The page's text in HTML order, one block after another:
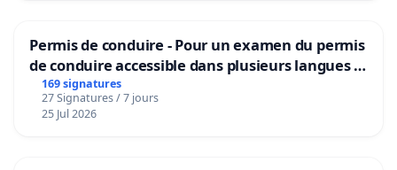
Permis de conduire - Pour un examen du permis
de conduire accessible dans plusieurs langues à
Bruxelles
169 signatures
27 Signatures / 7 jours
25 Jul 2026